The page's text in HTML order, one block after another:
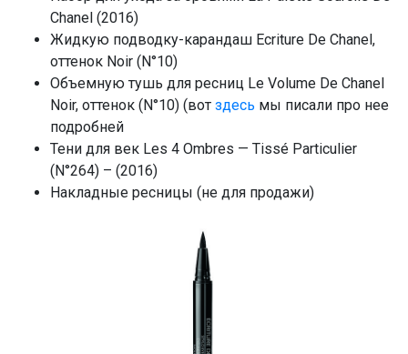
Chanel (2016)
Жидкую подводку-карандаш Ecriture De Chanel,
оттенок Noir (N°10)
Объемную тушь для ресниц Le Volume De Chanel
Noir, оттенок (N°10) (вот здесь мы писали про нее
подробней
Тени для век Les 4 Ombres — Tissé Particulier
(N°264) – (2016)
Накладные ресницы (не для продажи)